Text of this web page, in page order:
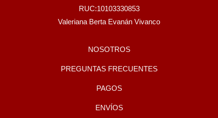
RUC:10103330853
Valeriana Berta Evanán Vivanco
NOSOTROS
PREGUNTAS FRECUENTES
PAGOS
ENVÍOS